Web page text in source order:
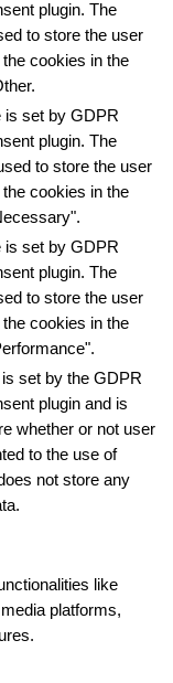
plugin. The
to store the user
cookies in the
is set by GDPR
plugin. The
to store the user
cookies in the
is set by GDPR
plugin. The
to store the user
cookies in the
set by the GDPR
plugin and is
whether or not user
to the use of
not store any
like
platforms,